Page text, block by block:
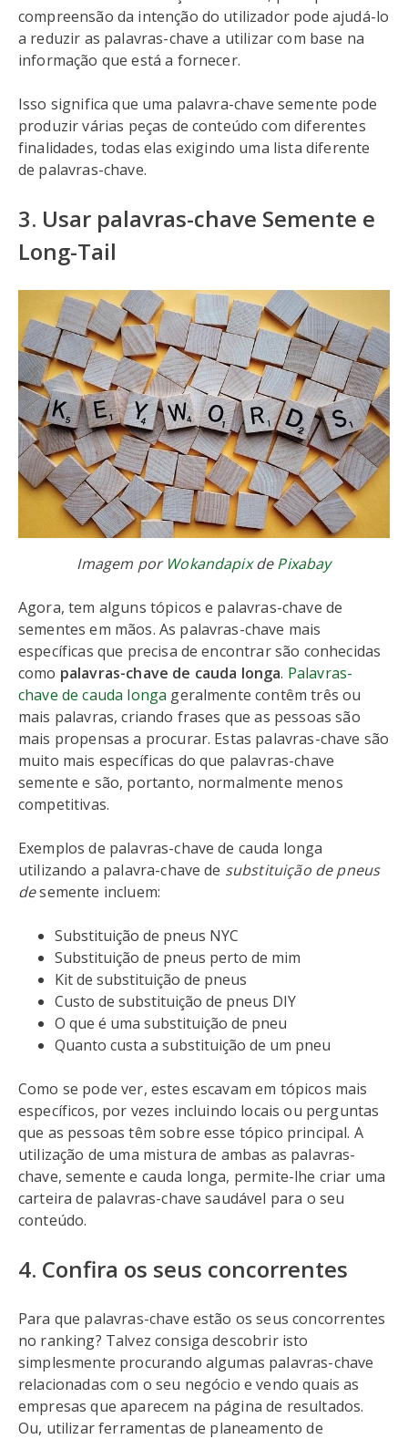
compreensão da intenção do utilizador pode ajudá-lo
a reduzir as palavras-chave a utilizar com base na
informação que está a fornecer.
Isso significa que uma palavra-chave semente pode
produzir várias peças de conteúdo com diferentes
finalidades, todas elas exigindo uma lista diferente
de palavras-chave.
3. Usar palavras-chave Semente e
Long-Tail
Imagem por WokandapixdePixabay
Agora, tem alguns tópicos e palavras-chave de
sementes em mãos. As palavras-chave mais
específicas que precisa de encontrar são conhecidas
como palavras-chave de cauda longa. Palavras-
chave de cauda longa geralmente contêm três ou
mais palavras, criando frases que as pessoas são
mais propensas a procurar. Estas palavras-chave são
muito mais específicas do que palavras-chave
semente e são, portanto, normalmente menos
competitivas.
Exemplos de palavras-chave de cauda longa
utilizando a palavra-chave de substituição de pneus
desemente incluem:
Substituição de pneus NYC
Substituição de pneus perto de mim
Kit de substituição de pneus
Custo de substituição de pneus DIY
O que é uma substituição de pneu
Quanto custa a substituição de um pneu
Como se pode ver, estes escavam em tópicos mais
específicos, por vezes incluindo locais ou perguntas
que as pessoas têm sobre esse tópico principal. A
utilização de uma mistura de ambas as palavras-
chave, semente e cauda longa, permite-lhe criar uma
carteira de palavras-chave saudável para o seu
conteúdo.
4. Confira os seus concorrentes
Para que palavras-chave estão os seus concorrentes
no ranking? Talvez consiga descobrir isto
simplesmente procurando algumas palavras-chave
relacionadas com o seu negócio e vendo quais as
empresas que aparecem na página de resultados.
Ou, utilizar ferramentas de planeamento de